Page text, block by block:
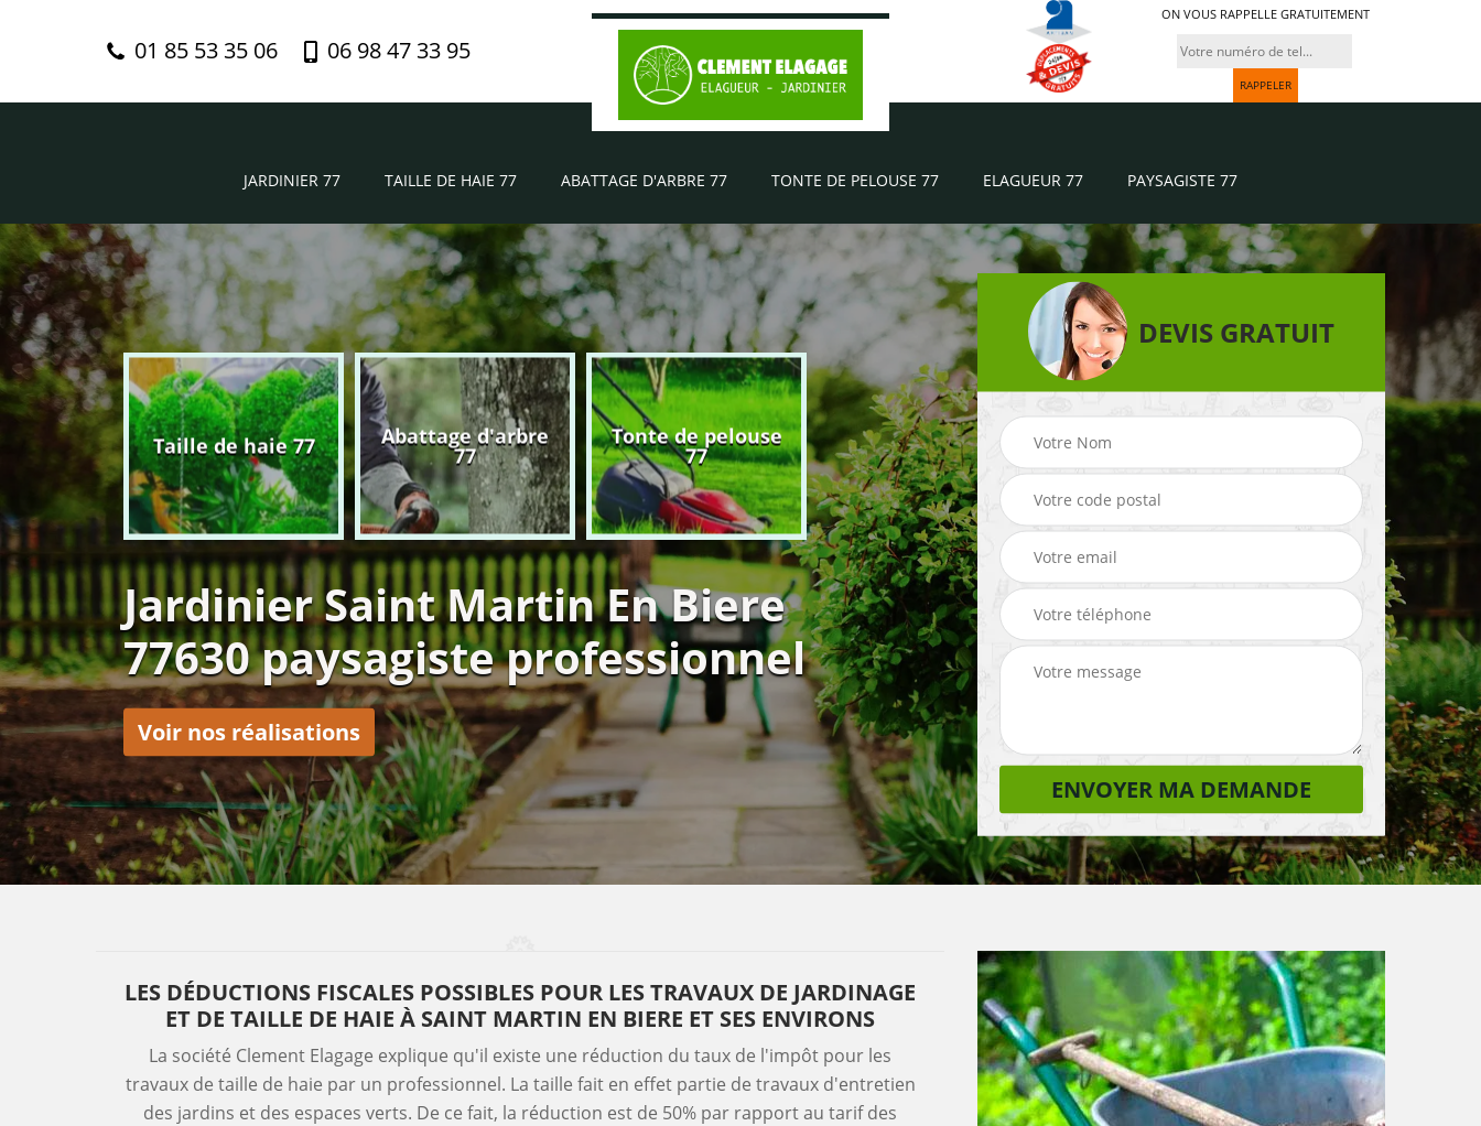
01 85 53 35 06 06 98 47 33 95
ON VOUS RAPPELLE GRATUITEMENT
JARDINIER 77 TAILLE DE HAIE 77 ABATTAGE D'ARBRE 77 TONTE DE PELOUSE 77 ELAGUEUR 77 PAYSAGISTE 77
Taille de haie 77 Abattage d'arbre
77
Tonte de pelouse
77 Elagueur 77 Paysagiste 77 Jardinier 77
Jardinier Saint Martin En Biere
77630 paysagiste professionnel
Voir nos réalisations
DEVIS GRATUIT
LES DÉDUCTIONS FISCALES POSSIBLES POUR LES TRAVAUX DE JARDINAGE
ET DE TAILLE DE HAIE À SAINT MARTIN EN BIERE ET SES ENVIRONS
La société Clement Elagage explique qu'il existe une réduction du taux de l'impôt pour les
travaux de taille de haie par un professionnel. La taille fait en effet partie de travaux d'entretien
des jardins et des espaces verts. De ce fait, la réduction est de 50% par rapport au tarif des